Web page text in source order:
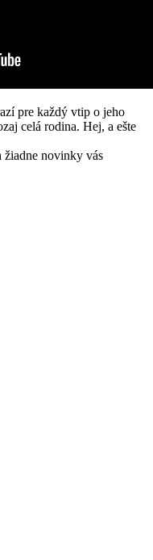
pre každý vtip o jeho
celá rodina. Hej, a ešte
žiadne novinky vás